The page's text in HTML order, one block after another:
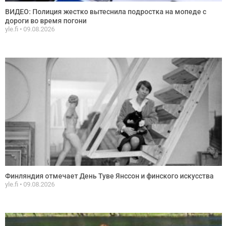
ВИДЕО: Полиция жестко вытеснила подростка на мопеде с
дороги во время погони
yle.fi 09.08.2026
Финляндия отмечает День Туве Янссон и финского искусства
yle.fi 09.08.2026